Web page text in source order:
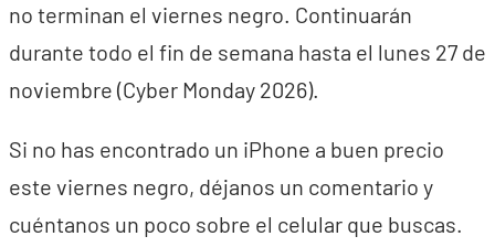
no terminan el viernes negro. Continuarán
durante todo el fin de semana hasta el lunes 27 de
noviembre (Cyber Monday 2026).
Si no has encontrado un iPhone a buen precio
este viernes negro, déjanos un comentario y
cuéntanos un poco sobre el celular que buscas.